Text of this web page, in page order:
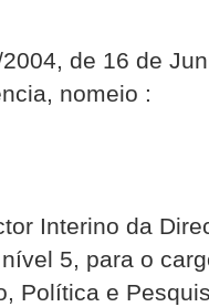
de 16 de
nomeio :
Interino da
5, para o
Política e